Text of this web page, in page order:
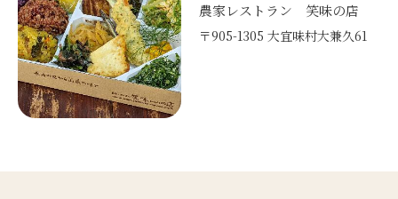
農家レストラン 笑味の店
〒905-1305 大宜味村大兼久61